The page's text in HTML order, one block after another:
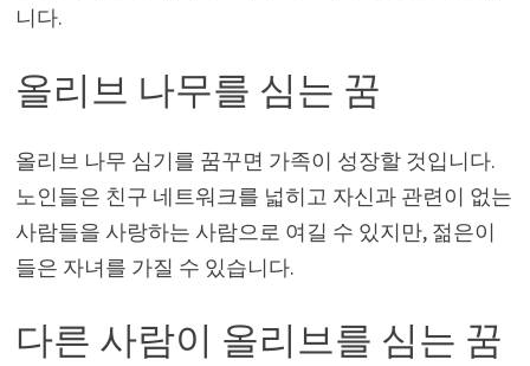
니다.
올리브 나무를 심는 꿈
올리브 나무 심기를 꿈꾸면 가족이 성장할 것입니다.
노인들은 친구 네트워크를 넓히고 자신과 관련이 없는
사람들을 사랑하는 사람으로 여길 수 있지만, 젊은이
들은 자녀를 가질 수 있습니다.
다른 사람이 올리브를 심는 꿈